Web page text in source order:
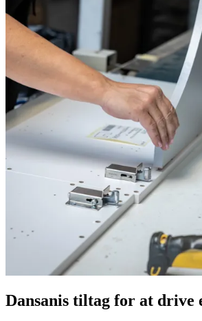
Dansanis tiltag for at drive